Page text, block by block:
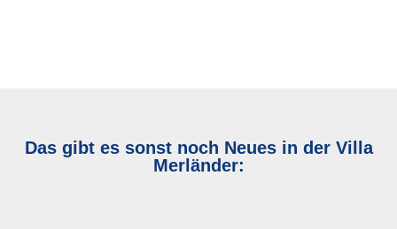
Das gibt es sonst noch Neues in der Villa
Merländer: